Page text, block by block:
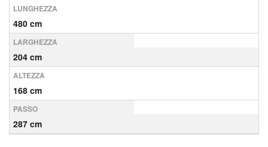
LUNGHEZZA
480 cm
LARGHEZZA
204 cm
ALTEZZA
168 cm
PASSO
287 cm